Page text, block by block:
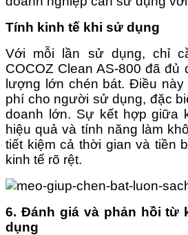
Tính kinh tế khi sử dụng
Với mỗi lần sử dụng, chỉ
COCOZ Clean AS-800 đã đủ
lượng lớn chén bát. Điều
phí cho người sử dụng, đặc
doanh lớn. Sự kết hợp giữa
hiệu quả và tính năng làm
tiết kiệm cả thời gian và tiền
kinh tế rõ rệt.
6. Đánh giá và phản hồi từ
dụng